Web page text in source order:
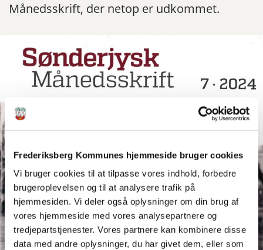
Frederiksberg Kommunes hjemmeside bruger cookies
Vi bruger cookies til at tilpasse vores indhold, forbedre
brugeroplevelsen og til at analysere trafik på
hjemmesiden. Vi deler også oplysninger om din brug af
vores hjemmeside med vores analysepartnere og
tredjepartstjenester. Vores partnere kan kombinere disse
data med andre oplysninger, du har givet dem, eller som
Månedsskrift, der netop er udkommet.